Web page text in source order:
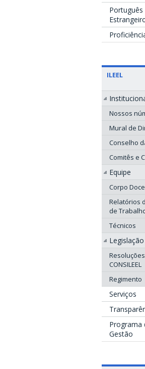
Português
ILEEL
Nossos
Mural de
Conselho
Comitês e
Equipe
Corpo
Relatórios
de
Técnicos
Legislação
Resoluções
CONSILEEL
Regimento
Serviços
Programa
Gestão